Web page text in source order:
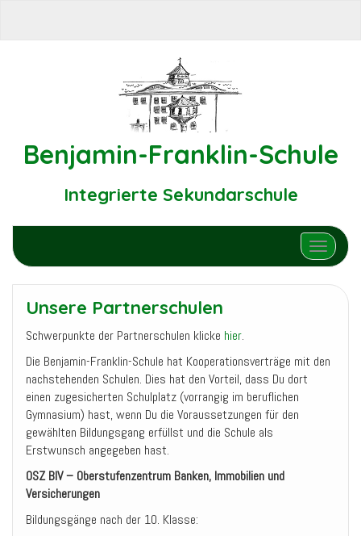
Benjamin-Franklin-Schule
Integrierte Sekundarschule
Schalte
Unsere Partnerschulen
Schwerpunkte der Partnerschulen klicke hier.
Die Benjamin-Franklin-Schule hat Kooperationsverträge mit den
nachstehenden Schulen. Dies hat den Vorteil, dass Du dort
einen zugesicherten Schulplatz (vorrangig im beruflichen
Gymnasium) hast, wenn Du die Voraussetzungen für den
gewählten Bildungsgang erfüllst und die Schule als
Erstwunsch angegeben hast.
OSZ BIV – Oberstufenzentrum Banken, Immobilien und
Versicherungen
Bildungsgänge nach der 10. Klasse: